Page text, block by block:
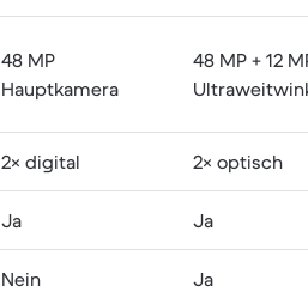
48 MP
Hauptkamera
48 MP + 12
2× digital 2× optisch
Ja Ja
Nein Ja